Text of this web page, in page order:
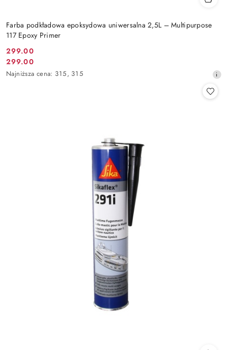
Farba podkładowa epoksydowa uniwersalna 2,5L – Multipurpose
117 Epoxy Primer
Cena
promocyjna:
299.00
Cena
promocyjna:
299.00
Najniższa
Najniższa cena: 315, 315